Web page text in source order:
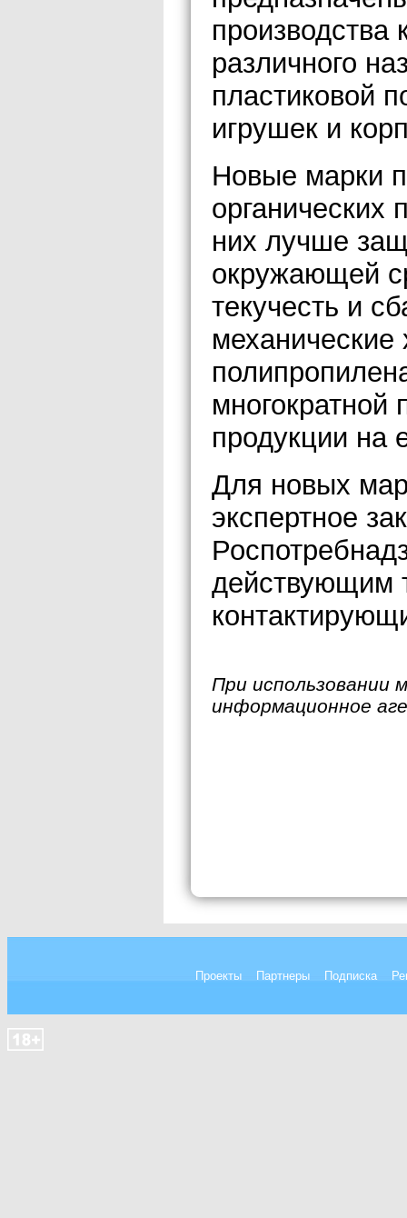
производства
различного
пластиковой
игрушек и
Новые марки
органических
них лучше
окружающей
текучесть и
механические
многократной
продукции на
Для новых
экспертное
действующим
При использовании
информационное
Проекты Партнеры Подписка